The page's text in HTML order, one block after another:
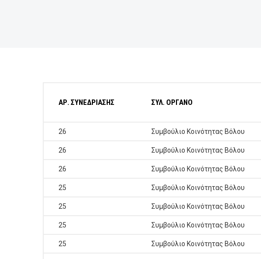
ΑΡ. ΣΥΝΕΔΡΙΑΣΗΣ ΣΥΛ. ΟΡΓΑΝΟ
26 Συμβούλιο Κοινότητας Βόλου
26 Συμβούλιο Κοινότητας Βόλου
26 Συμβούλιο Κοινότητας Βόλου
25 Συμβούλιο Κοινότητας Βόλου
25 Συμβούλιο Κοινότητας Βόλου
25 Συμβούλιο Κοινότητας Βόλου
25 Συμβούλιο Κοινότητας Βόλου